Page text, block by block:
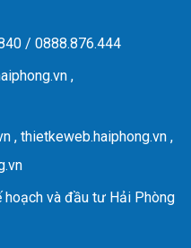
/ 0888.876.444
,
, thietkeweb.haiphong.vn ,
và đầu tư Hải Phòng